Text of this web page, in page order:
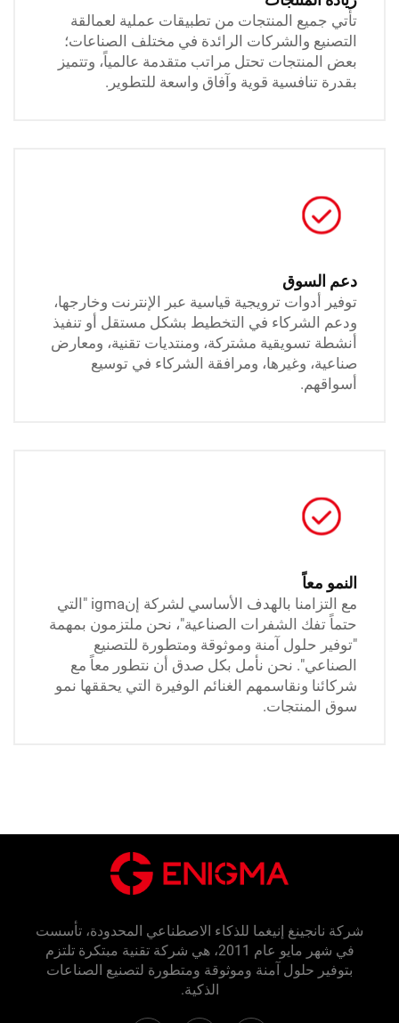
المنتجات من تطبيقات عملية لعمالقة
والشركات الرائدة في مختلف الصناعات؛
تحتل مراتب متقدمة عالمياً، وتتميز
قوية وآفاق واسعة للتطوير.
ترويجية قياسية عبر الإنترنت وخارجها،
في التخطيط بشكل مستقل أو تنفيذ
تسويقية مشتركة، ومنتديات تقنية، ومعارض
وغيرها، ومرافقة الشركاء في توسيع
مع التزامنا بالهدف الأساسي لشركة إنigma "التي
الشفرات الصناعية"، نحن ملتزمون بمهمة
حلول آمنة وموثوقة ومتطورة للتصنيع
نحن نأمل بكل صدق أن نتطور معاً مع
ونقاسمهم الغنائم الوفيرة التي يحققها نمو
إنيغما للذكاء الاصطناعي المحدودة، تأسست
في شهر مايو عام 2011، هي شركة تقنية مبتكرة تلتزم
حلول آمنة وموثوقة ومتطورة لتصنيع الصناعات